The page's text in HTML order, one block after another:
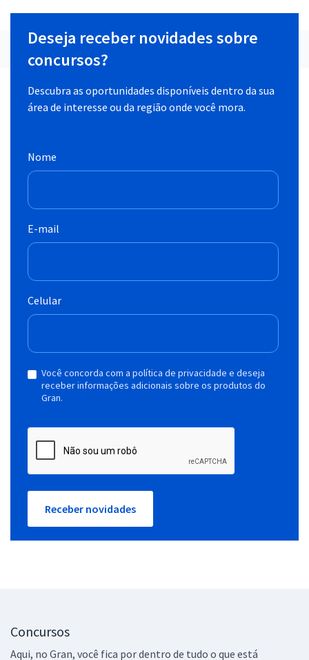
Deseja receber novidades sobre
concursos?
Descubra as oportunidades disponíveis dentro da sua
área de interesse ou da região onde você mora.
Nome
E-mail
Celular
Você concorda com a política de privacidade e deseja
receber informações adicionais sobre os produtos do
Gran.
Receber novidades
Concursos
Aqui, no Gran, você fica por dentro de tudo o que está